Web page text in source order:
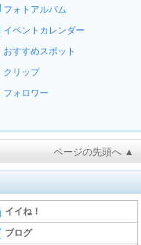
フォトアルバム
イベントカレンダー
おすすめスポット
クリップ
フォロワー
ページの先頭へ ▲
イイね！
ブログ